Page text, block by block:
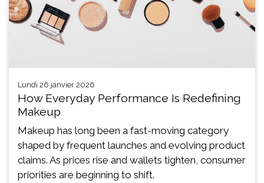
lundi 26 janvier 2026
How Everyday Performance Is Redefining
Makeup
Makeup has long been a fast-moving category
shaped by frequent launches and evolving product
claims. As prices rise and wallets tighten, consumer
priorities are beginning to shift.